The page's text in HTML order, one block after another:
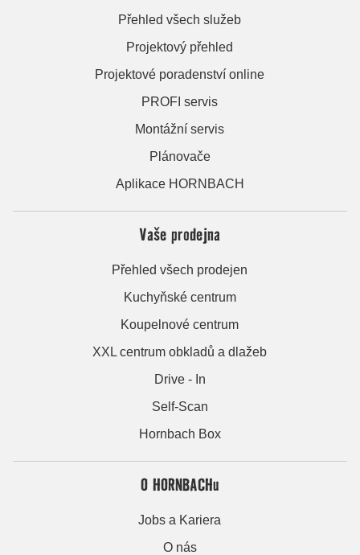
Přehled všech služeb
Projektový přehled
Projektové poradenství online
PROFI servis
Montážní servis
Plánovače
Aplikace HORNBACH
Vaše prodejna
Přehled všech prodejen
Kuchyňské centrum
Koupelnové centrum
XXL centrum obkladů a dlažeb
Drive - In
Self-Scan
Hornbach Box
O HORNBACHu
Jobs a Kariera
O nás